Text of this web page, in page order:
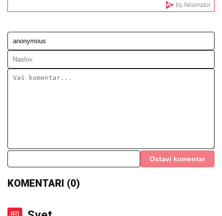
prokrijumčario čak 625 migranata
širom Evrope
Bugari digli dronove iznad Dunava i zanemeli: Država